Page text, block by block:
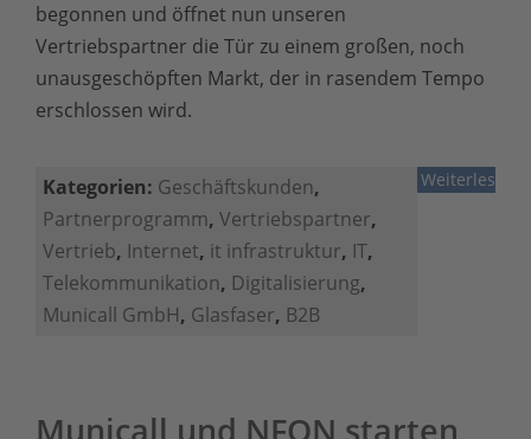
begonnen und öffnet nun unseren
Vertriebspartner die Tür zu einem großen, noch
unausgeschöpften Markt, der in rasendem Tempo
erschlossen wird.
Weiterlesen
Kategorien: Geschäftskunden,
Partnerprogramm, Vertriebspartner,
Vertrieb, Internet, it infrastruktur, IT,
Telekommunikation, Digitalisierung,
Municall GmbH, Glasfaser, B2B